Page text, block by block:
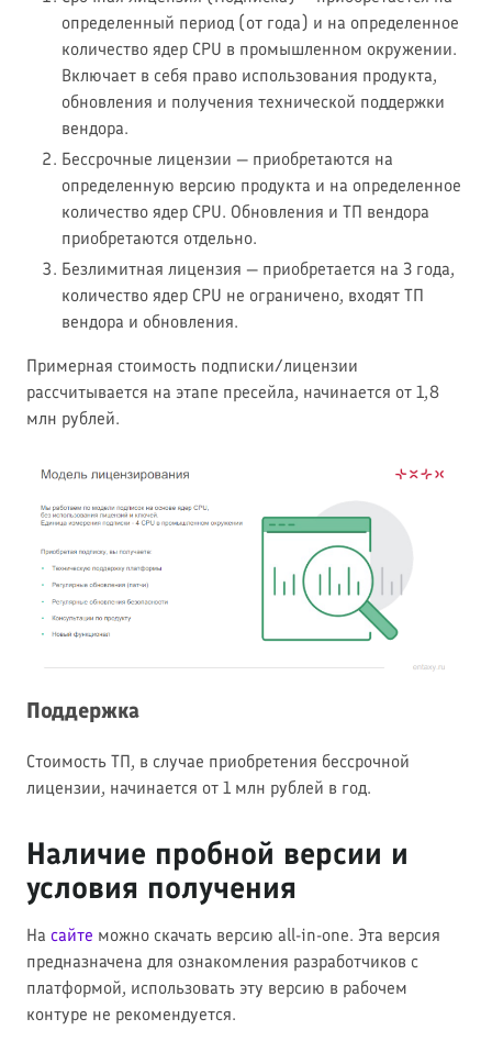
определенный период (от года) и на определенное
количество ядер CPU в промышленном окружении.
Включает в себя право использования продукта,
обновления и получения технической поддержки
вендора.
Бессрочные лицензии — приобретаются на
определенную версию продукта и на определенное
количество ядер CPU. Обновления и ТП вендора
приобретаются отдельно.
Безлимитная лицензия — приобретается на 3 года,
количество ядер CPU не ограничено, входят ТП
вендора и обновления.
Примерная стоимость подписки/лицензии
рассчитывается на этапе пресейла, начинается от 1,8
млн рублей.
Поддержка
Стоимость ТП, в случае приобретения бессрочной
лицензии, начинается от 1 млн рублей в год.
Наличие пробной версии и
условия получения
На сайте можно скачать версию all-in-one. Эта версия
предназначена для ознакомления разработчиков с
платформой, использовать эту версию в рабочем
контуре не рекомендуется.